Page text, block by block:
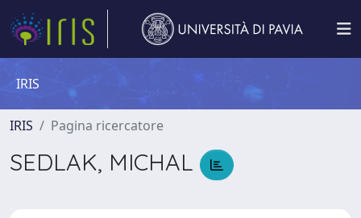
IRIS
IRIS Pagina ricercatore
SEDLAK, MICHAL